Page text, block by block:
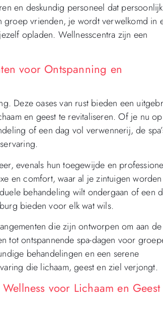
en deskundig personeel dat
groep vrienden, je wordt verwelkomd in
opladen. Wellnesscentra zijn een
voor Ontspanning en
Deze oases van rust bieden een
en geest te revitaliseren. Of je nu op
of een dag vol verwennerij, de
evenals hun toegewijde en
en comfort, waar al je zintuigen worden
behandeling wilt ondergaan of een
bieden voor elk wat wils.
die zijn ontworpen om aan de
tot ontspannende spa-dagen voor
behandelingen en een serene
die lichaam, geest en ziel verjongt.
voor Lichaam en